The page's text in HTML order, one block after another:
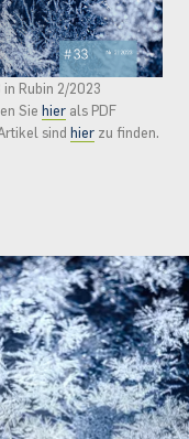
Rubin 2/2023
Sie hierals PDF
sind hierzu finden.